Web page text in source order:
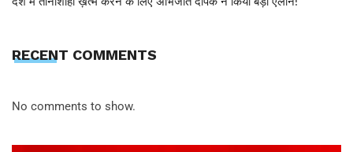
RECENT COMMENTS
No comments to show.